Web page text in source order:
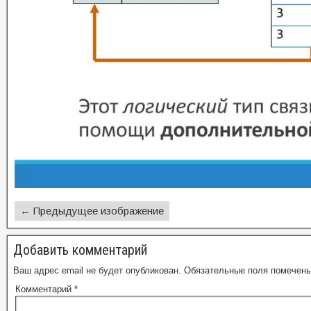
← Предыдущее изображение
Добавить комментарий
Ваш адрес email не будет опубликован. Обязательные поля
Комментарий *